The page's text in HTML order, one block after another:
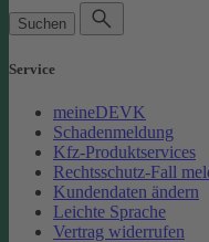
Suchen
Service
meineDEVK
Schadenmeldung
Kfz-Produktservices
Rechtsschutz-Fall
Kundendaten ändern
Leichte Sprache
Vertrag widerrufen